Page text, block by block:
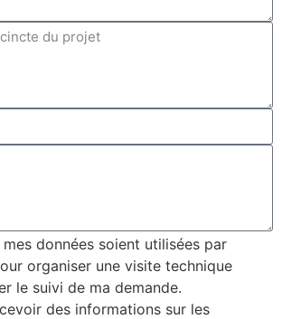
données soient utilisées par
organiser une visite technique
le suivi de ma demande.
des informations sur les